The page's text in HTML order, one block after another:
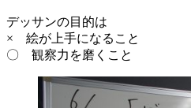
デッサンの目的は
× 絵が上手になること
〇 観察力を磨くこと